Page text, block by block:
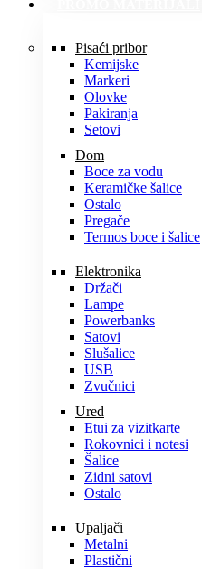
Pisaći pribor
Kemijske
Markeri
Olovke
Pakiranja
Setovi
Dom
Boce za vodu
Keramičke šalice
Ostalo
Pregače
Termos boce i šalice
Elektronika
Držači
Lampe
Powerbanks
Satovi
Slušalice
USB
Zvučnici
Ured
Etui za vizitkarte
Rokovnici i notesi
Šalice
Zidni satovi
Ostalo
Upaljači
Metalni
Plastični